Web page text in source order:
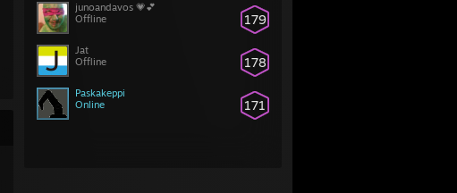
179
junoandavos 💗💕
Offline
178
Jat
Offline
171
Paskakeppi
Online